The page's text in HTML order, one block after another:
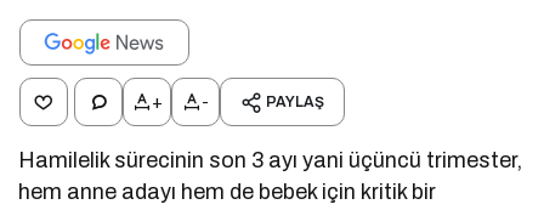
+ - PAYLAŞ
Hamilelik sürecinin son 3 ayı yani üçüncü trimester,
hem anne adayı hem de bebek için kritik bir